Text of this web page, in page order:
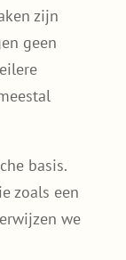
zijn
geen
basis.
zoals een
we